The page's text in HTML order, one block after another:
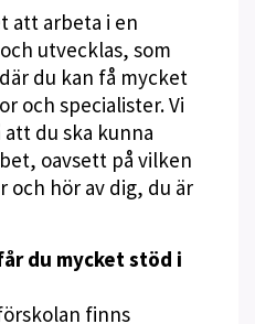
att arbeta i en
utvecklas, som
du kan få mycket
och specialister. Vi
du ska kunna
oavsett på vilken
och hör av dig, du är
du mycket stöd i
finns